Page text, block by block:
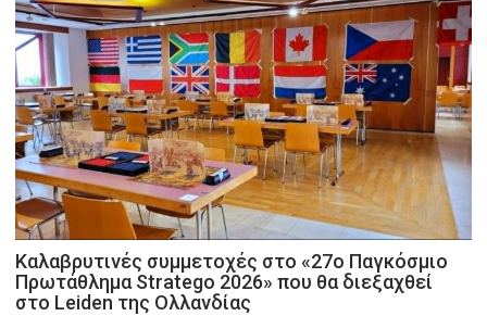
«Λάμπης
Γκρίντζος»
Και
τουρνουά
μπάσκετ
3×3
«Γιώργος
Δημήτρουλας»
Καλαβρυτινές συμμετοχές στο «27ο Παγκόσμιο
Πρωτάθλημα Stratego 2026» που θα διεξαχθεί
στο Leiden της Ολλανδίας